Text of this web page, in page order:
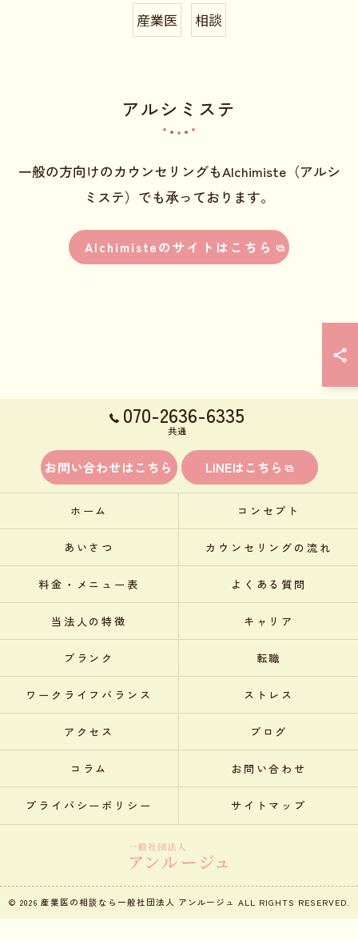
産業医 相談
アルシミステ
一般の方向けのカウンセリングもAlchimiste（アルシ
ミステ）でも承っております。
Alchimisteのサイトはこちら
070-2636-6335
共通
お問い合わせはこちら LINEはこちら
ホーム コンセプト
あいさつ カウンセリングの流れ
料金・メニュー表 よくある質問
当法人の特徴 キャリア
ブランク 転職
ワークライフバランス ストレス
アクセス ブログ
コラム お問い合わせ
プライバシーポリシー サイトマップ
© 2026 産業医の相談なら一般社団法人 アンルージュ ALL RIGHTS RESERVED.